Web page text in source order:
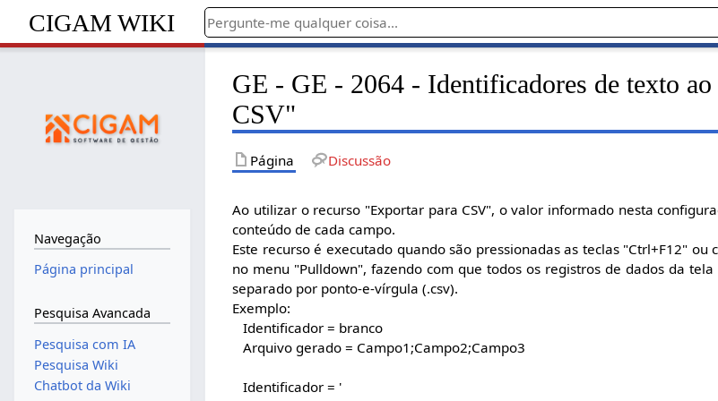
CIGAM WIKI
GE - GE - 2064 - Identificadores de texto
CSV"
Página Discussão
Ao utilizar o recurso "Exportar para CSV", o valor informado nesta
conteúdo de cada campo.
Este recurso é executado quando são pressionadas as teclas "Ctrl+F12" ou
no menu "Pulldown", fazendo com que todos os registros de dados da
separado por ponto-e-vírgula (.csv).
Exemplo:
Identificador = branco
Arquivo gerado = Campo1;Campo2;Campo3
Identificador = '
Navegação
Página principal
Pesquisa Avancada
Pesquisa com IA
Pesquisa Wiki
Chatbot da Wiki